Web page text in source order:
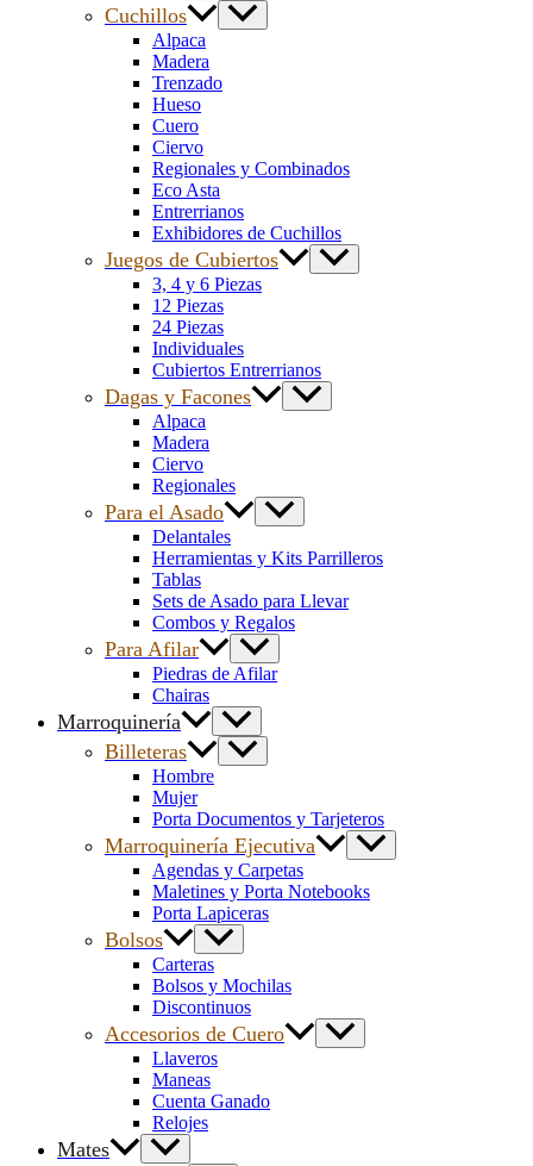
Cuchillos
Alpaca
Madera
Trenzado
Hueso
Cuero
Ciervo
Regionales y Combinados
Eco Asta
Entrerrianos
Exhibidores de Cuchillos
Juegos de Cubiertos
3, 4 y 6 Piezas
12 Piezas
24 Piezas
Individuales
Cubiertos Entrerrianos
Dagas y Facones
Alpaca
Madera
Ciervo
Regionales
Para el Asado
Delantales
Herramientas y Kits Parrilleros
Tablas
Sets de Asado para Llevar
Combos y Regalos
Para Afilar
Piedras de Afilar
Chairas
Marroquinería
Billeteras
Hombre
Mujer
Porta Documentos y Tarjeteros
Marroquinería Ejecutiva
Agendas y Carpetas
Maletines y Porta Notebooks
Porta Lapiceras
Bolsos
Carteras
Bolsos y Mochilas
Discontinuos
Accesorios de Cuero
Llaveros
Maneas
Cuenta Ganado
Relojes
Mates